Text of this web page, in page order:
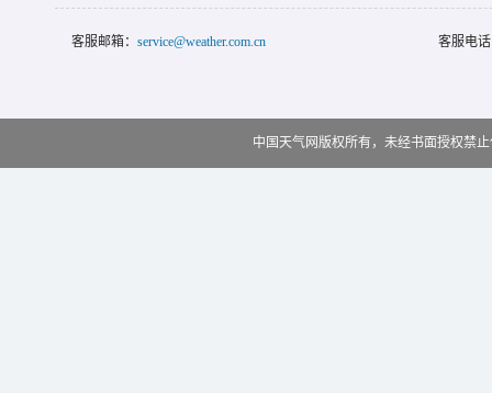
客服邮箱： service@weather.com.cn 客服电
中国天气网版权所有，未经书面授权